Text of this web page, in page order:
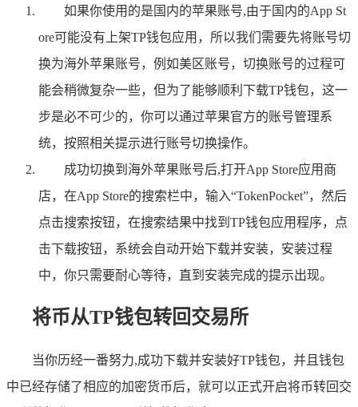
如果你使用的是国内的苹果账号,由于国内的App St
ore可能没有上架TP钱包应用，所以我们需要先将账号切
换为海外苹果账号，例如美区账号，切换账号的过程可
能会稍微复杂一些，但为了能够顺利下载TP钱包，这一
步是必不可少的，你可以通过苹果官方的账号管理系
统，按照相关提示进行账号切换操作。
成功切换到海外苹果账号后,打开App Store应用商
店，在App Store的搜索栏中，输入“TokenPocket”，然后
点击搜索按钮，在搜索结果中找到TP钱包应用程序，点
击下载按钮，系统会自动开始下载并安装，安装过程
中，你只需要耐心等待，直到安装完成的提示出现。
将币从TP钱包转回交易所
当你历经一番努力,成功下载并安装好TP钱包，并且钱包
中已经存储了相应的加密货币后，就可以正式开启将币转回交